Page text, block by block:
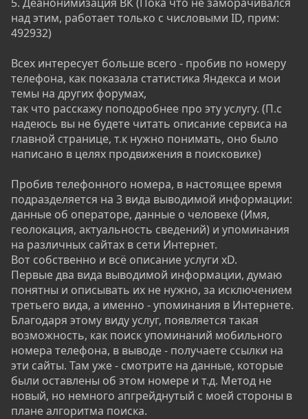
над этим, работает только с числовыми ID, прим:
492932)
Всех интересует больше всего - пробив по номеру
телефона, как показала статистика Яндекса и мои
темы на других форумах,
так что расскажу поподробнее про эту услугу. (П.с
надеюсь вы не будете читать описание сервиса на
главной странице, т.к нужно понимать, оно было
написано в целях продвижения в поисковике)
Пробив телефонного номера, в настоящее время
подразделяется на 3 вида выводимой информации:
данные об операторе, данные о человеке (Имя,
геолокация, актуальность сведений) и упоминания
на различных сайтах в сети Интернет.
Вот собственно и всё описание услуги xD.
Первые два вида выводимой информации, думаю
понятны и описывать их не нужно, за исключением
третьего вида, а именно - упоминания в Интернете.
Благодаря этому виду услуг, появляется такая
возможность, как поиск упоминаний мобильного
номера телефона, в выводе - получаете ссылки на
эти сайты. Там уже - смотрите на данные, которые
были оставлены об этом номере и т.д. Метод не
новый, но немного апгрейднутый с моей стороны в
плане алгоритма поиска.